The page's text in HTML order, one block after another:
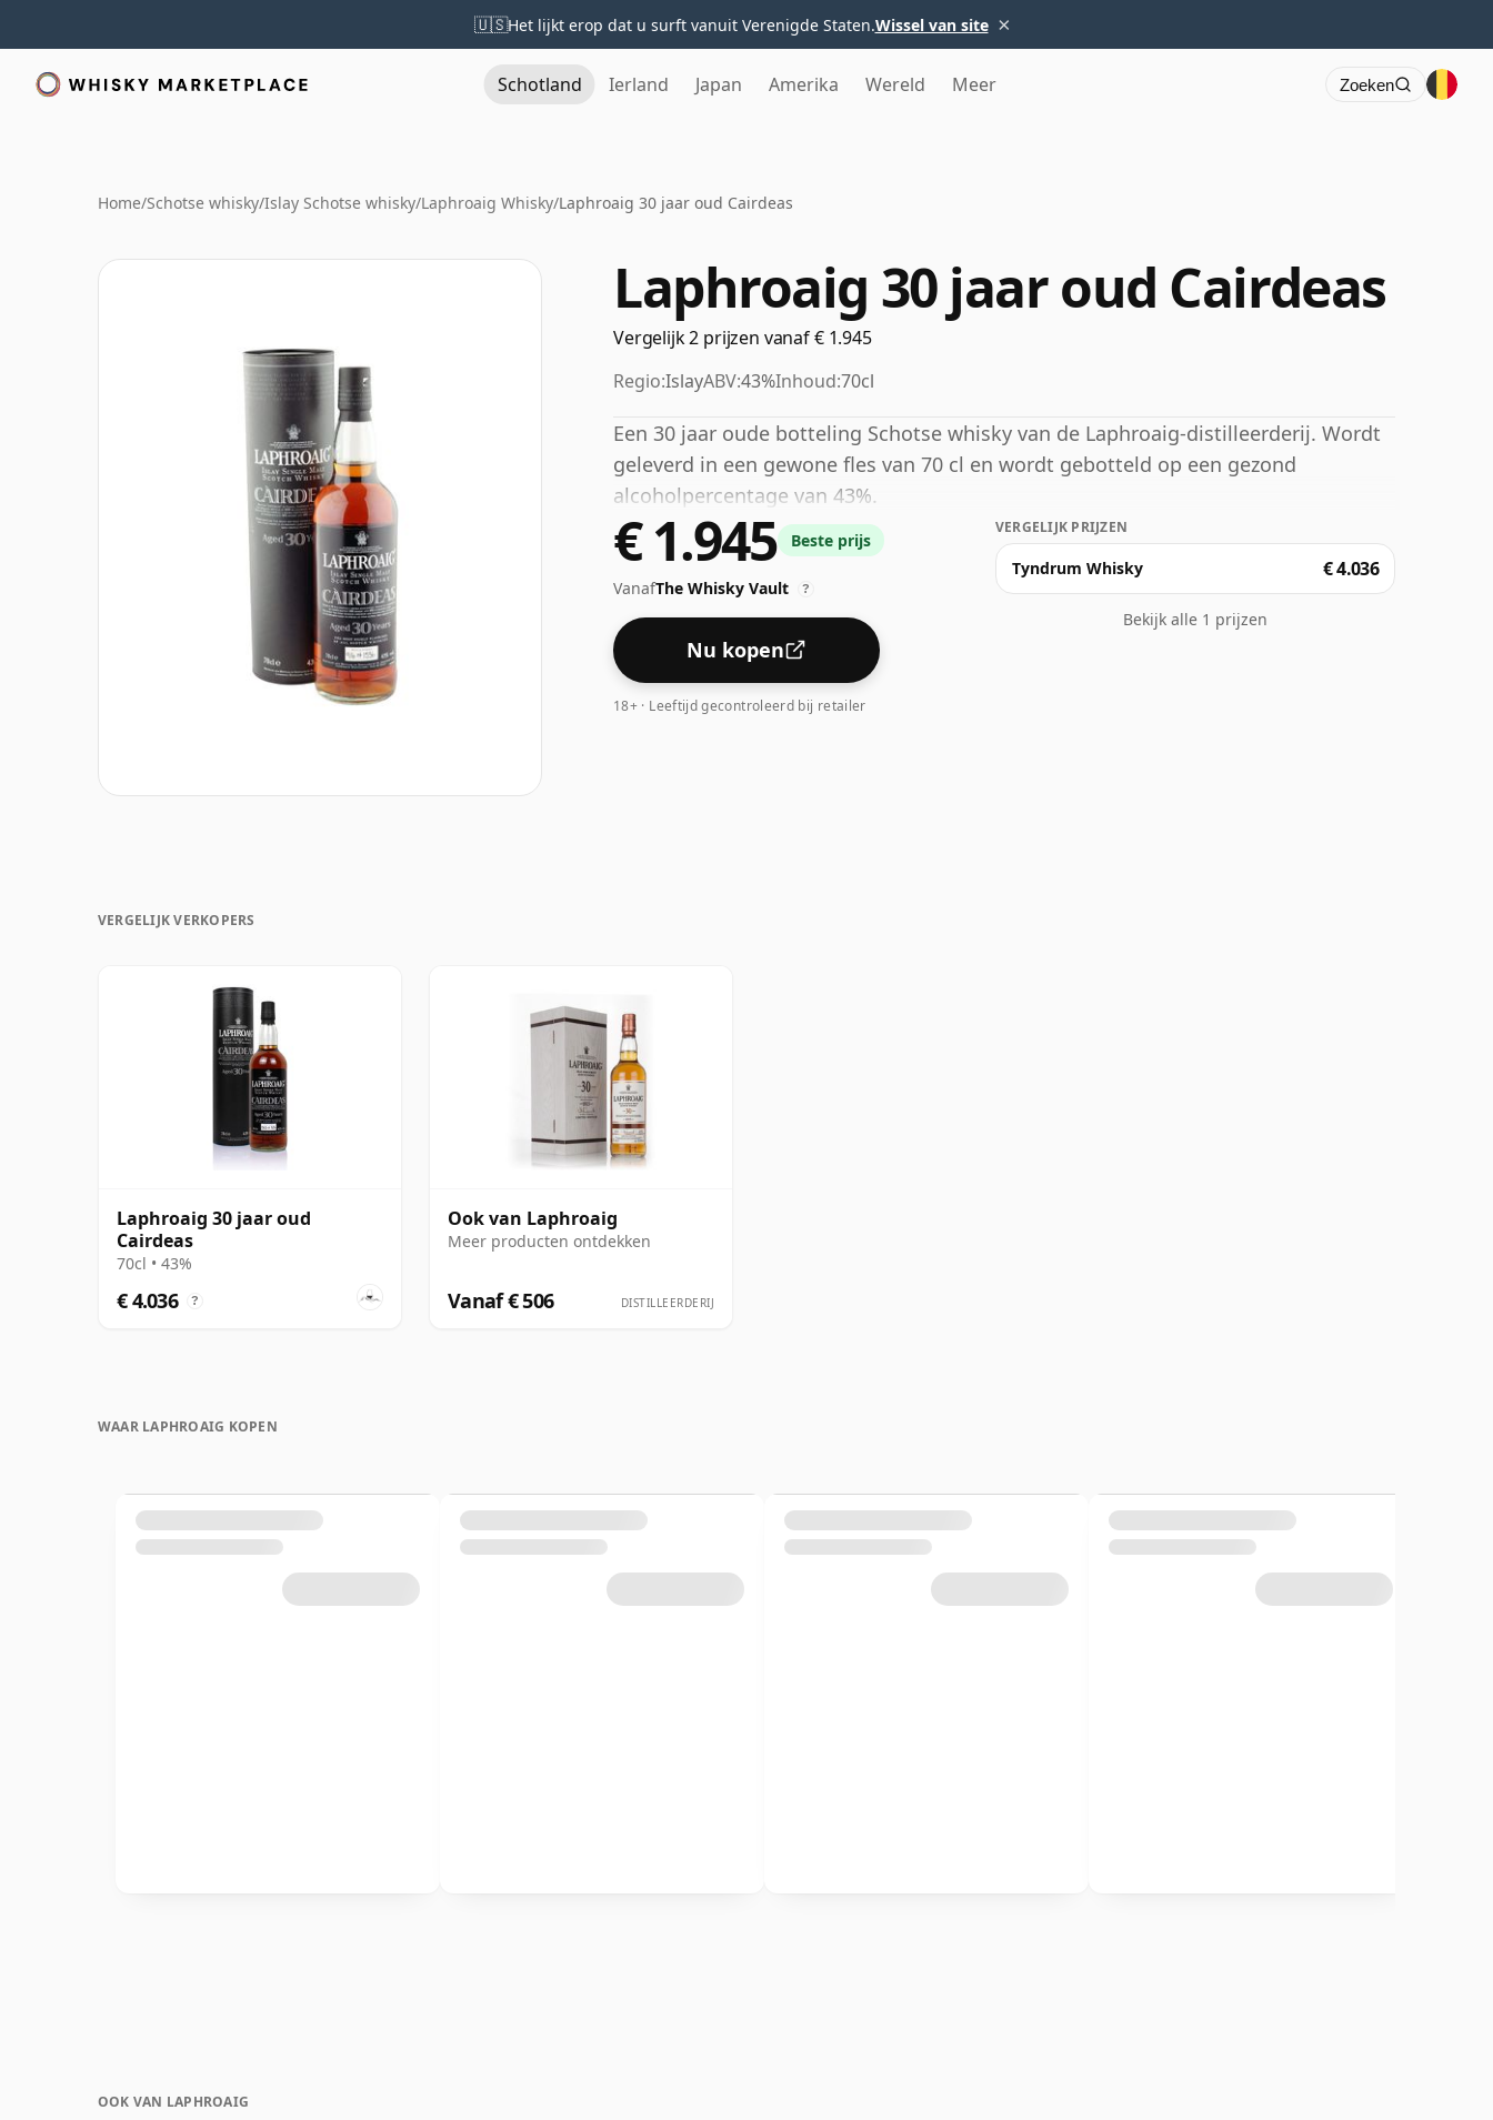
🇺🇸Het lijkt erop dat u surft vanuit Verenigde Staten.Wissel van site ×
Schotland Ierland Japan Amerika Wereld Meer Zoeken
Home/Schotse whisky/Islay Schotse whisky/Laphroaig Whisky/Laphroaig 30 jaar oud Cairdeas
Laphroaig 30 jaar oud Cairdeas
Vergelijk 2 prijzen vanaf € 1.945
Regio:IslayABV:43%Inhoud:70cl
Een 30 jaar oude botteling Schotse whisky van de Laphroaig-distilleerderij. Wordt
geleverd in een gewone fles van 70 cl en wordt gebotteld op een gezond
alcoholpercentage van 43%.
€ 1.945 Beste prijs
VanafThe Whisky Vault ?
Nu kopen
18+ · Leeftijd gecontroleerd bij retailer
VERGELIJK PRIJZEN
Tyndrum Whisky € 4.036
Bekijk alle 1 prijzen
VERGELIJK VERKOPERS
Laphroaig 30 jaar oud
Cairdeas
70cl • 43%
€ 4.036 ?
Ook van Laphroaig
Meer producten ontdekken
Vanaf € 506 DISTILLEERDERIJ
WAAR LAPHROAIG KOPEN
OOK VAN LAPHROAIG